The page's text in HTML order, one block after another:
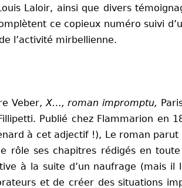
Laloir, ainsi que divers
ce copieux numéro suivi
l’activité mirbellienne.
Veber,X…, roman impromptu,
Publié chez Flammarion en
à cet adjectif !), Le roman parut
rôle ses chapitres rédigés en
à la suite d’un naufrage (mais il
et de créer des situations